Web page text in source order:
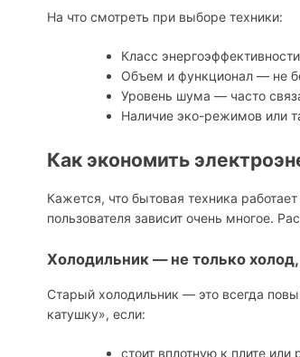
На что смотреть при выборе техники:
Класс
Объем и функционал — не
Уровень шума — часто
Наличие эко-режимов или
Как экономить
Кажется, что бытовая техника
пользователя зависит очень многое.
Холодильник — не только
Старый холодильник — это всегда
катушку», если:
стоит вплотную к плите или